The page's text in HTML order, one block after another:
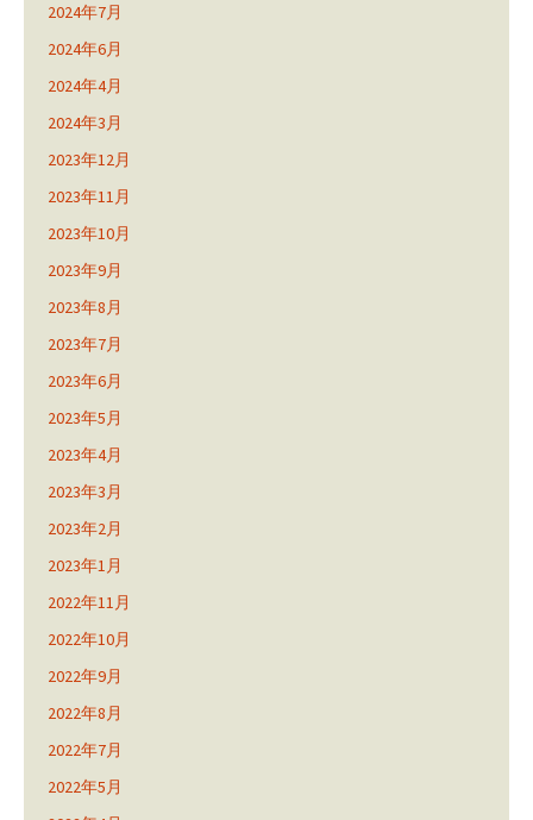
2024年7月
2024年6月
2024年4月
2024年3月
2023年12月
2023年11月
2023年10月
2023年9月
2023年8月
2023年7月
2023年6月
2023年5月
2023年4月
2023年3月
2023年2月
2023年1月
2022年11月
2022年10月
2022年9月
2022年8月
2022年7月
2022年5月